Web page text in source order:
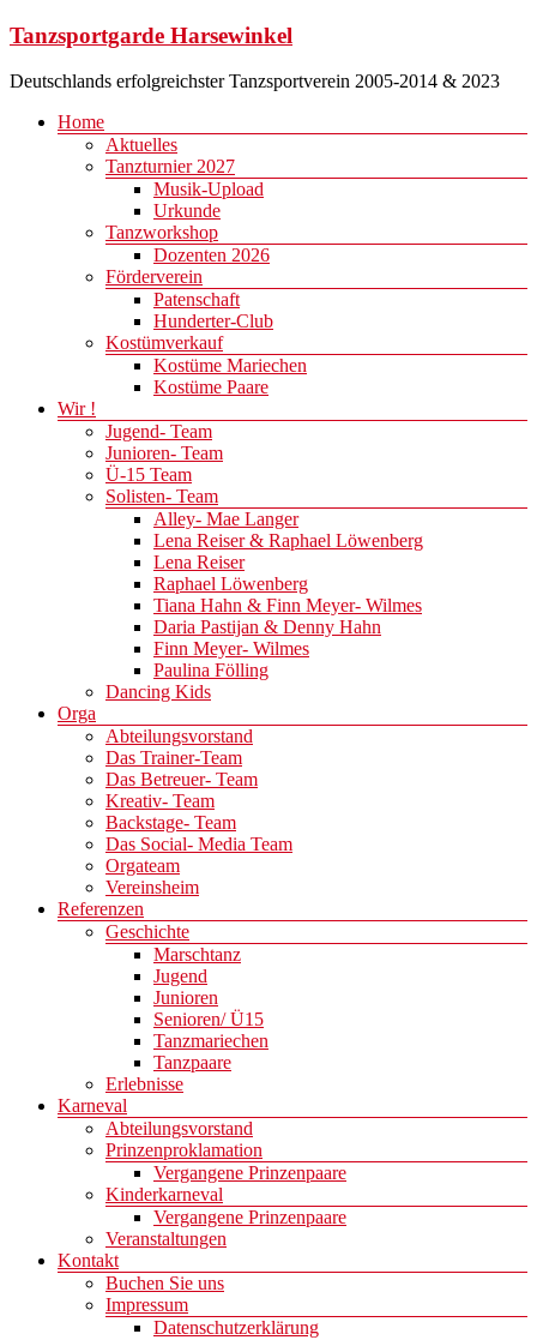
Zum
springen
Tanzsportgarde Harsewinkel
Deutschlands erfolgreichster Tanzsportverein 2005-2014 & 2023
Menü
Home
Aktuelles
Tanzturnier 2027
Musik-Upload
Urkunde
Tanzworkshop
Dozenten 2026
Förderverein
Patenschaft
Hunderter-Club
Kostümverkauf
Kostüme Mariechen
Kostüme Paare
Wir !
Jugend- Team
Junioren- Team
Ü-15 Team
Solisten- Team
Alley- Mae Langer
Lena Reiser & Raphael Löwenberg
Lena Reiser
Raphael Löwenberg
Tiana Hahn & Finn Meyer- Wilmes
Daria Pastijan & Denny Hahn
Finn Meyer- Wilmes
Paulina Fölling
Dancing Kids
Orga
Abteilungsvorstand
Das Trainer-Team
Das Betreuer- Team
Kreativ- Team
Backstage- Team
Das Social- Media Team
Orgateam
Vereinsheim
Referenzen
Geschichte
Marschtanz
Jugend
Junioren
Senioren/ Ü15
Tanzmariechen
Tanzpaare
Erlebnisse
Karneval
Abteilungsvorstand
Prinzenproklamation
Vergangene Prinzenpaare
Kinderkarneval
Vergangene Prinzenpaare
Veranstaltungen
Kontakt
Buchen Sie uns
Impressum
Datenschutzerklärung